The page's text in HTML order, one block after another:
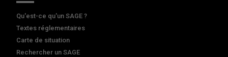
Qu'est-ce qu'un SAGE ?
Textes réglementaires
Carte de situation
Rechercher un SAGE